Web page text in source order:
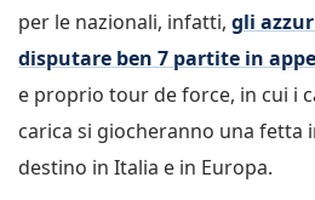
per le nazionali, infatti, gli
disputare ben 7 partite in
e proprio tour de force, in cui i
carica si giocheranno una
destino in Italia e in Europa.